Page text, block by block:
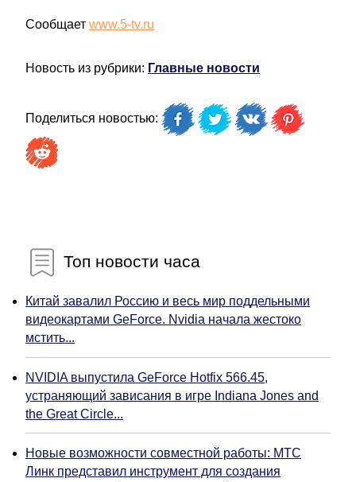
Сообщает www.5-tv.ru
Новость из рубрики: Главные новости
Поделиться новостью:
Топ новости часа
Китай завалил Россию и весь мир поддельными
видеокартами GeForce. Nvidia начала жестоко
мстить...
NVIDIA выпустила GeForce Hotfix 566.45,
устраняющий зависания в игре Indiana Jones and
the Great Circle...
Новые возможности совместной работы: МТС
Линк представил инструмент для создания